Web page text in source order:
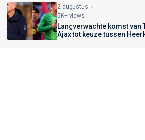
2 augustus
5K+ views
Langverwachte komst van
Ajax tot keuze tussen